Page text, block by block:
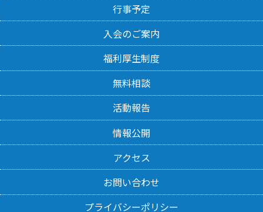
行事予定
入会のご案内
福利厚生制度
無料相談
活動報告
情報公開
アクセス
お問い合わせ
プライバシーポリシー